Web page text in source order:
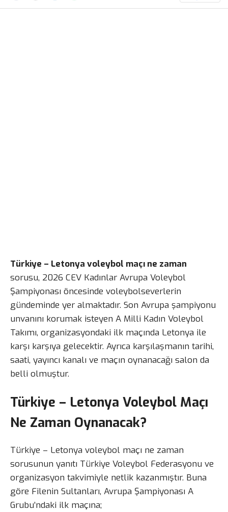
Türkiye – Letonya voleybol maçı ne zaman
sorusu, 2026 CEV Kadınlar Avrupa Voleybol
Şampiyonası öncesinde voleybolseverlerin
gündeminde yer almaktadır. Son Avrupa şampiyonu
unvanını korumak isteyen A Milli Kadın Voleybol
Takımı, organizasyondaki ilk maçında Letonya ile
karşı karşıya gelecektir. Ayrıca karşılaşmanın tarihi,
saati, yayıncı kanalı ve maçın oynanacağı salon da
belli olmuştur.
Türkiye – Letonya Voleybol Maçı
Ne Zaman Oynanacak?
Türkiye – Letonya voleybol maçı ne zaman
sorusunun yanıtı Türkiye Voleybol Federasyonu ve
organizasyon takvimiyle netlik kazanmıştır. Buna
göre Filenin Sultanları, Avrupa Şampiyonası A
Grubu’ndaki ilk maçına;